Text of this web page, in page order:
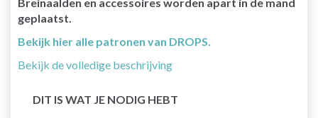
geplaatst.
Bekijk hier alle patronen van DROPS.
Bekijk de volledige beschrijving
DIT IS WAT JE NODIG HEBT